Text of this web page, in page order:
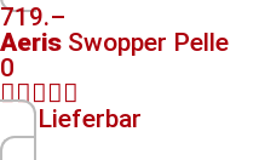
719.–
Aeris Swopper Pelle
0

Lieferbar